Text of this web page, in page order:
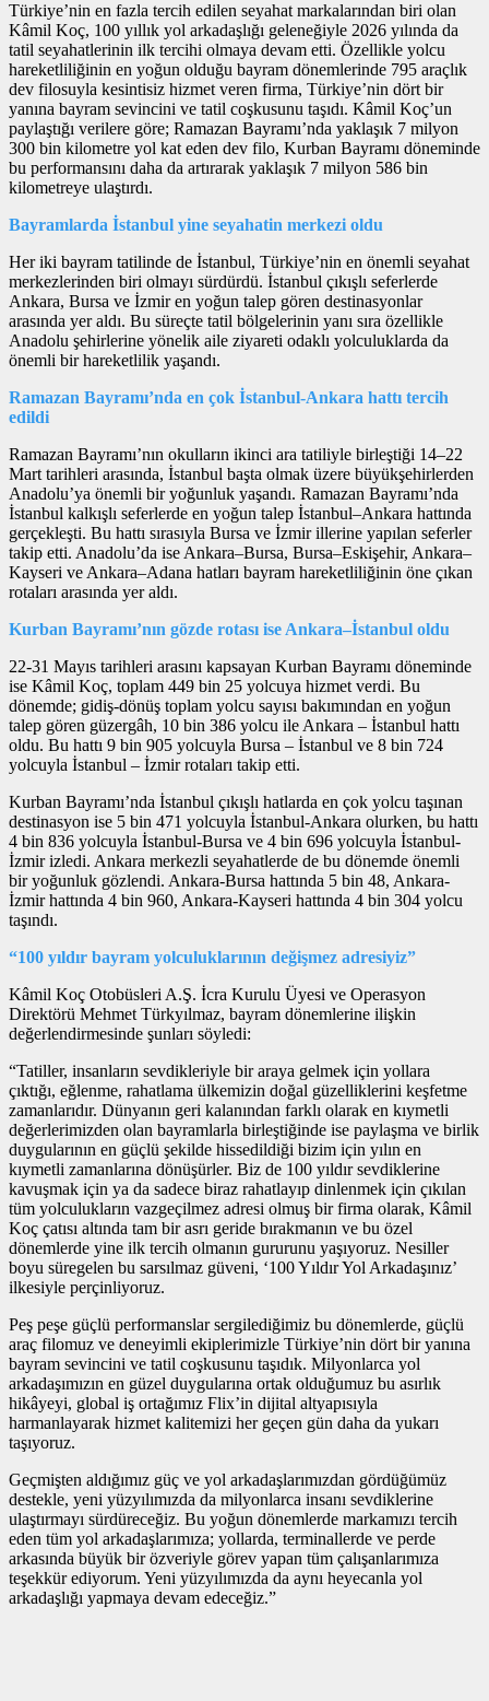
Türkiye’nin en fazla tercih edilen seyahat markalarından biri olan
Kâmil Koç, 100 yıllık yol arkadaşlığı geleneğiyle 2026 yılında da
tatil seyahatlerinin ilk tercihi olmaya devam etti. Özellikle yolcu
hareketliliğinin en yoğun olduğu bayram dönemlerinde 795 araçlık
dev filosuyla kesintisiz hizmet veren firma, Türkiye’nin dört bir
yanına bayram sevincini ve tatil coşkusunu taşıdı. Kâmil Koç’un
paylaştığı verilere göre; Ramazan Bayramı’nda yaklaşık 7 milyon
300 bin kilometre yol kat eden dev filo, Kurban Bayramı döneminde
bu performansını daha da artırarak yaklaşık 7 milyon 586 bin
kilometreye ulaştırdı.
Bayramlarda İstanbul yine seyahatin merkezi oldu
Her iki bayram tatilinde de İstanbul, Türkiye’nin en önemli seyahat
merkezlerinden biri olmayı sürdürdü. İstanbul çıkışlı seferlerde
Ankara, Bursa ve İzmir en yoğun talep gören destinasyonlar
arasında yer aldı. Bu süreçte tatil bölgelerinin yanı sıra özellikle
Anadolu şehirlerine yönelik aile ziyareti odaklı yolculuklarda da
önemli bir hareketlilik yaşandı.
Ramazan Bayramı’nda en çok İstanbul-Ankara hattı tercih
edildi
Ramazan Bayramı’nın okulların ikinci ara tatiliyle birleştiği 14–22
Mart tarihleri arasında, İstanbul başta olmak üzere büyükşehirlerden
Anadolu’ya önemli bir yoğunluk yaşandı. Ramazan Bayramı’nda
İstanbul kalkışlı seferlerde en yoğun talep İstanbul–Ankara hattında
gerçekleşti. Bu hattı sırasıyla Bursa ve İzmir illerine yapılan seferler
takip etti. Anadolu’da ise Ankara–Bursa, Bursa–Eskişehir, Ankara–
Kayseri ve Ankara–Adana hatları bayram hareketliliğinin öne çıkan
rotaları arasında yer aldı.
Kurban Bayramı’nın gözde rotası ise Ankara–İstanbul oldu
22-31 Mayıs tarihleri arasını kapsayan Kurban Bayramı döneminde
ise Kâmil Koç, toplam 449 bin 25 yolcuya hizmet verdi. Bu
dönemde; gidiş-dönüş toplam yolcu sayısı bakımından en yoğun
talep gören güzergâh, 10 bin 386 yolcu ile Ankara – İstanbul hattı
oldu. Bu hattı 9 bin 905 yolcuyla Bursa – İstanbul ve 8 bin 724
yolcuyla İstanbul – İzmir rotaları takip etti.
Kurban Bayramı’nda İstanbul çıkışlı hatlarda en çok yolcu taşınan
destinasyon ise 5 bin 471 yolcuyla İstanbul-Ankara olurken, bu hattı
4 bin 836 yolcuyla İstanbul-Bursa ve 4 bin 696 yolcuyla İstanbul-
İzmir izledi. Ankara merkezli seyahatlerde de bu dönemde önemli
bir yoğunluk gözlendi. Ankara-Bursa hattında 5 bin 48, Ankara-
İzmir hattında 4 bin 960, Ankara-Kayseri hattında 4 bin 304 yolcu
taşındı.
“100 yıldır bayram yolculuklarının değişmez adresiyiz”
Kâmil Koç Otobüsleri A.Ş. İcra Kurulu Üyesi ve Operasyon
Direktörü Mehmet Türkyılmaz, bayram dönemlerine ilişkin
değerlendirmesinde şunları söyledi:
“Tatiller, insanların sevdikleriyle bir araya gelmek için yollara
çıktığı, eğlenme, rahatlama ülkemizin doğal güzelliklerini keşfetme
zamanlarıdır. Dünyanın geri kalanından farklı olarak en kıymetli
değerlerimizden olan bayramlarla birleştiğinde ise paylaşma ve birlik
duygularının en güçlü şekilde hissedildiği bizim için yılın en
kıymetli zamanlarına dönüşürler. Biz de 100 yıldır sevdiklerine
kavuşmak için ya da sadece biraz rahatlayıp dinlenmek için çıkılan
tüm yolculukların vazgeçilmez adresi olmuş bir firma olarak, Kâmil
Koç çatısı altında tam bir asrı geride bırakmanın ve bu özel
dönemlerde yine ilk tercih olmanın gururunu yaşıyoruz. Nesiller
boyu süregelen bu sarsılmaz güveni, ‘100 Yıldır Yol Arkadaşınız’
ilkesiyle perçinliyoruz.
Peş peşe güçlü performanslar sergilediğimiz bu dönemlerde, güçlü
araç filomuz ve deneyimli ekiplerimizle Türkiye’nin dört bir yanına
bayram sevincini ve tatil coşkusunu taşıdık. Milyonlarca yol
arkadaşımızın en güzel duygularına ortak olduğumuz bu asırlık
hikâyeyi, global iş ortağımız Flix’in dijital altyapısıyla
harmanlayarak hizmet kalitemizi her geçen gün daha da yukarı
taşıyoruz.
Geçmişten aldığımız güç ve yol arkadaşlarımızdan gördüğümüz
destekle, yeni yüzyılımızda da milyonlarca insanı sevdiklerine
ulaştırmayı sürdüreceğiz. Bu yoğun dönemlerde markamızı tercih
eden tüm yol arkadaşlarımıza; yollarda, terminallerde ve perde
arkasında büyük bir özveriyle görev yapan tüm çalışanlarımıza
teşekkür ediyorum. Yeni yüzyılımızda da aynı heyecanla yol
arkadaşlığı yapmaya devam edeceğiz.”